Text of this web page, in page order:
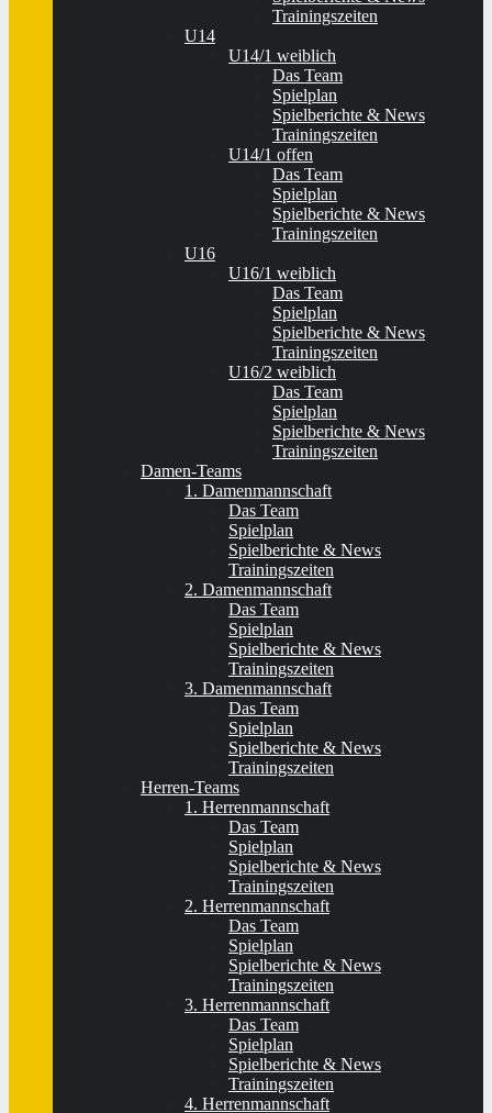
Trainingszeiten
U14
U14/1 weiblich
Das Team
Spielplan
Spielberichte & News
Trainingszeiten
U14/1 offen
Das Team
Spielplan
Spielberichte & News
Trainingszeiten
U16
U16/1 weiblich
Das Team
Spielplan
Spielberichte & News
Trainingszeiten
U16/2 weiblich
Das Team
Spielplan
Spielberichte & News
Trainingszeiten
Damen-Teams
1. Damenmannschaft
Das Team
Spielplan
Spielberichte & News
Trainingszeiten
2. Damenmannschaft
Das Team
Spielplan
Spielberichte & News
Trainingszeiten
3. Damenmannschaft
Das Team
Spielplan
Spielberichte & News
Trainingszeiten
Herren-Teams
1. Herrenmannschaft
Das Team
Spielplan
Spielberichte & News
Trainingszeiten
2. Herrenmannschaft
Das Team
Spielplan
Spielberichte & News
Trainingszeiten
3. Herrenmannschaft
Das Team
Spielplan
Spielberichte & News
Trainingszeiten
4. Herrenmannschaft